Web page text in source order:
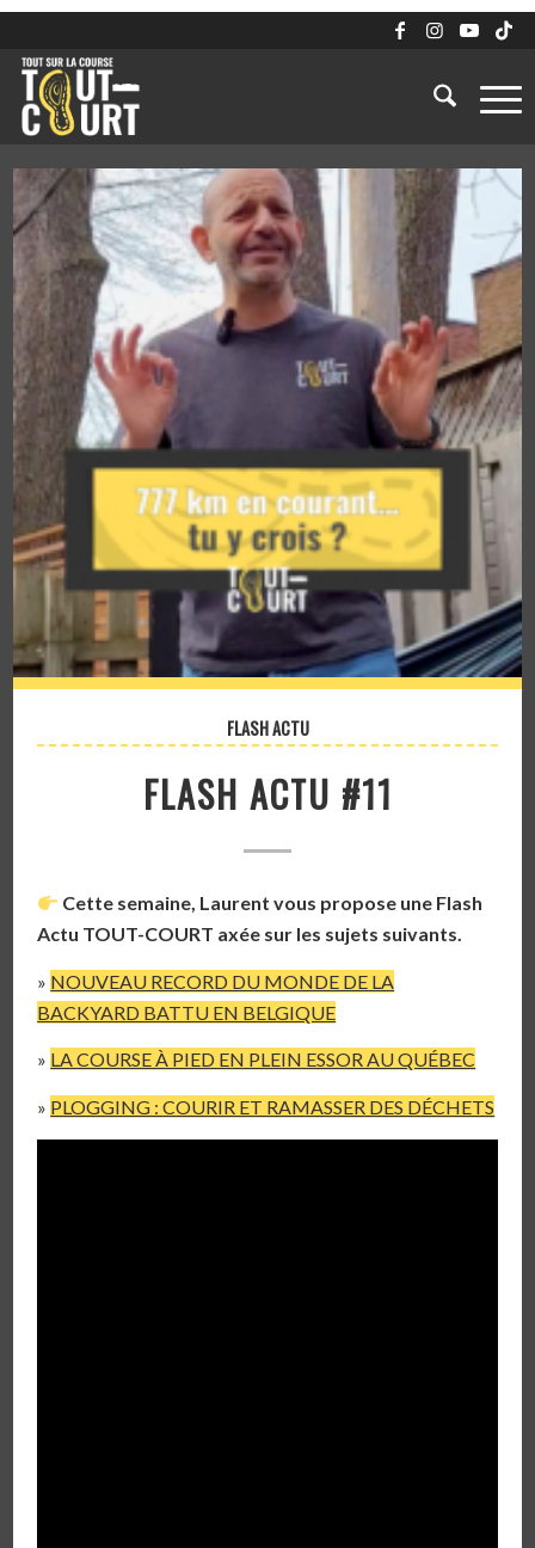
FLASH ACTU
FLASH ACTU #11
Cette semaine, Laurent vous propose une Flash
Actu TOUT-COURT axée sur les sujets suivants.
» NOUVEAU RECORD DU MONDE DE LA
BACKYARD BATTU EN BELGIQUE
» LA COURSE À PIED EN PLEIN ESSOR AU QUÉBEC
» PLOGGING : COURIR ET RAMASSER DES DÉCHETS